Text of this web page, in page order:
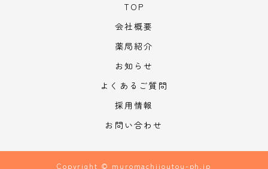
TOP
会社概要
薬局紹介
お知らせ
よくあるご質問
採用情報
お問い合わせ
Copyright © muromachijoutou-ph.jp